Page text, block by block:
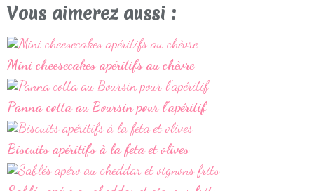
Vous aimerez aussi :
Mini cheesecakes apéritifs au chèvre
Panna cotta au Boursin pour l'apéritif
Biscuits apéritifs à la feta et olives